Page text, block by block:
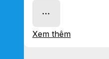
Xem thêm